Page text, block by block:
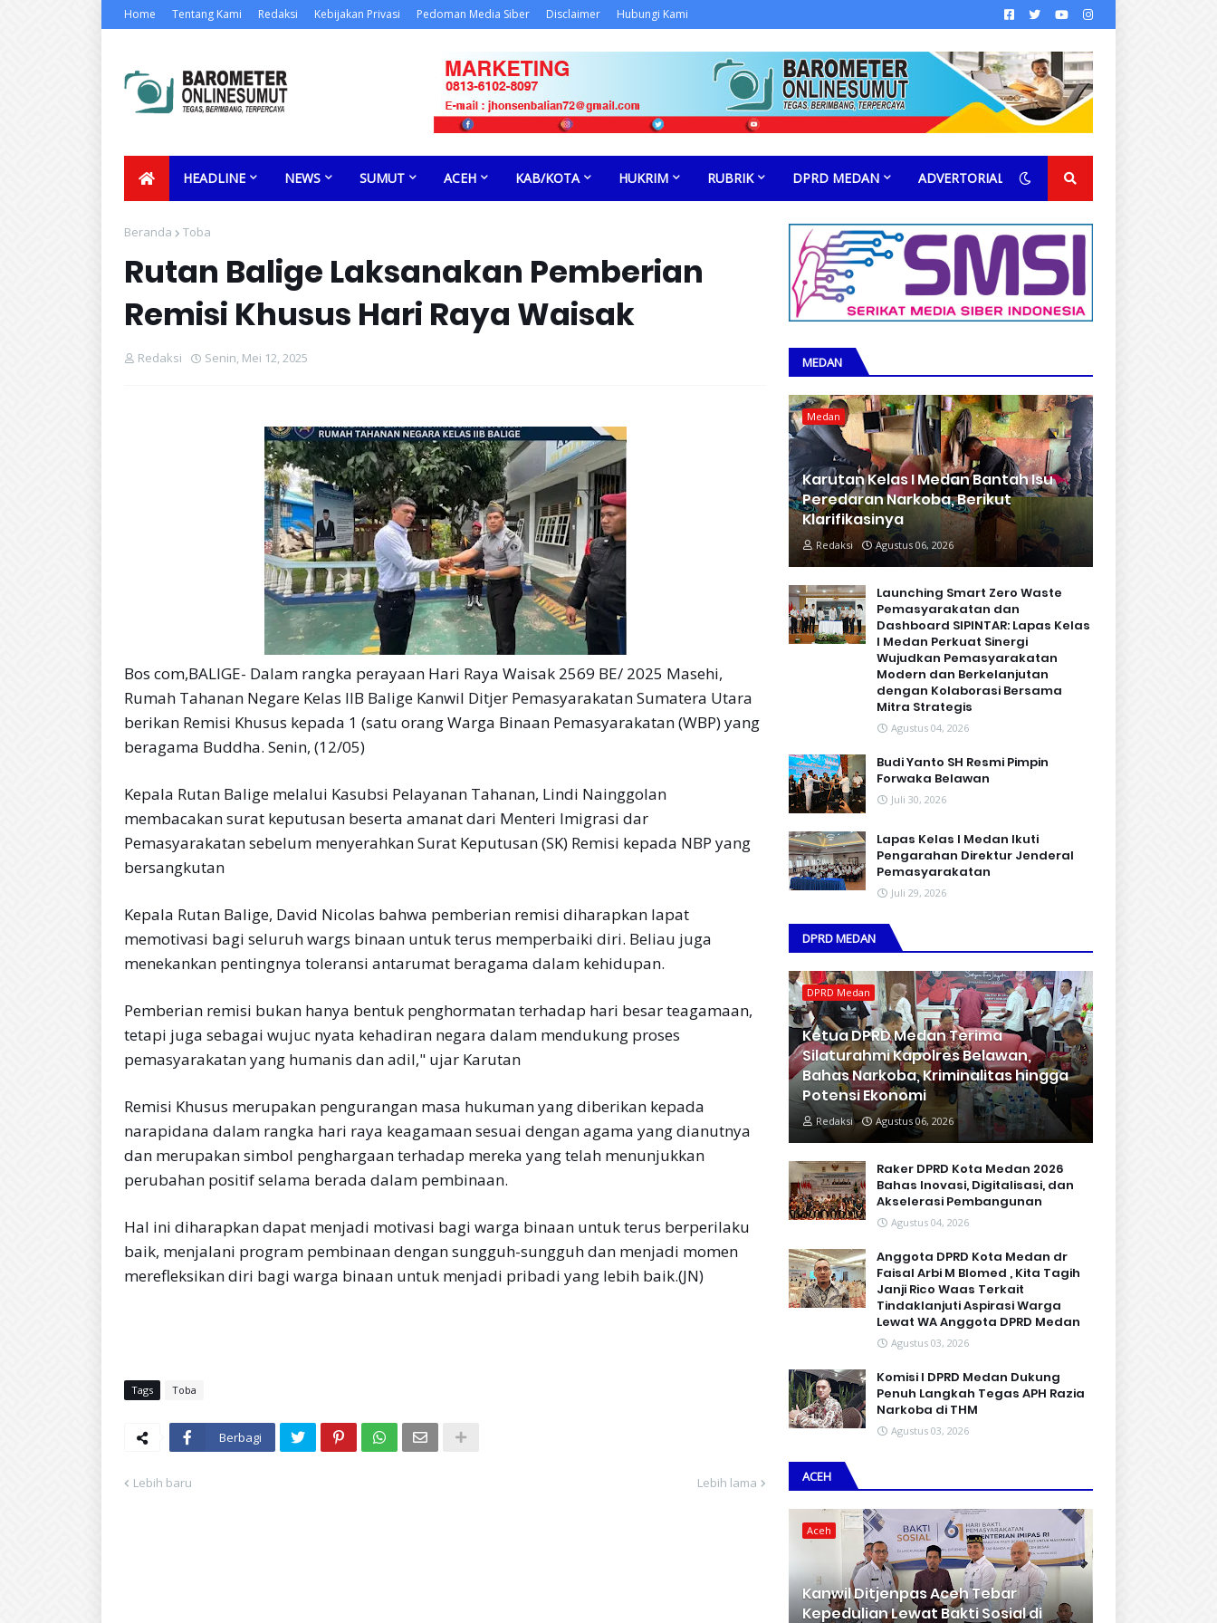
Home Tentang Kami Redaksi Kebijakan Privasi Pedoman Media Siber Disclaimer Hubungi Kami
HEADLINE NEWS SUMUT ACEH KAB/KOTA HUKRIM RUBRIK DPRD MEDAN ADVERTORIAL
Beranda Toba
Rutan Balige Laksanakan Pemberian
Remisi Khusus Hari Raya Waisak
Redaksi Senin, Mei 12, 2025
Bos com,BALIGE- Dalam rangka perayaan Hari Raya Waisak 2569 BE/ 2025 Masehi,
Rumah Tahanan Negare Kelas IIB Balige Kanwil Ditjer Pemasyarakatan Sumatera Utara
berikan Remisi Khusus kepada 1 (satu orang Warga Binaan Pemasyarakatan (WBP) yang
beragama Buddha. Senin, (12/05)
Kepala Rutan Balige melalui Kasubsi Pelayanan Tahanan, Lindi Nainggolan
membacakan surat keputusan beserta amanat dari Menteri Imigrasi dar
Pemasyarakatan sebelum menyerahkan Surat Keputusan (SK) Remisi kepada NBP yang
bersangkutan
Kepala Rutan Balige, David Nicolas bahwa pemberian remisi diharapkan lapat
memotivasi bagi seluruh wargs binaan untuk terus memperbaiki diri. Beliau juga
menekankan pentingnya toleransi antarumat beragama dalam kehidupan.
Pemberian remisi bukan hanya bentuk penghormatan terhadap hari besar teagamaan,
tetapi juga sebagai wujuc nyata kehadiran negara dalam mendukung proses
pemasyarakatan yang humanis dan adil," ujar Karutan
Remisi Khusus merupakan pengurangan masa hukuman yang diberikan kepada
narapidana dalam rangka hari raya keagamaan sesuai dengan agama yang dianutnya
dan merupakan simbol penghargaan terhadap mereka yang telah menunjukkan
perubahan positif selama berada dalam pembinaan.
Hal ini diharapkan dapat menjadi motivasi bagi warga binaan untuk terus berperilaku
baik, menjalani program pembinaan dengan sungguh-sungguh dan menjadi momen
merefleksikan diri bagi warga binaan untuk menjadi pribadi yang lebih baik.(JN)
Tags Toba
Berbagi
Lebih baru Lebih lama
MEDAN
Medan
Karutan Kelas I Medan Bantah Isu
Peredaran Narkoba, Berikut
Klarifikasinya
Redaksi Agustus 06, 2026
Launching Smart Zero Waste
Pemasyarakatan dan
Dashboard SIPINTAR: Lapas Kelas
I Medan Perkuat Sinergi
Wujudkan Pemasyarakatan
Modern dan Berkelanjutan
dengan Kolaborasi Bersama
Mitra Strategis
Agustus 04, 2026
Budi Yanto SH Resmi Pimpin
Forwaka Belawan
Juli 30, 2026
Lapas Kelas I Medan Ikuti
Pengarahan Direktur Jenderal
Pemasyarakatan
Juli 29, 2026
DPRD MEDAN
DPRD Medan
Ketua DPRD Medan Terima
Silaturahmi Kapolres Belawan,
Bahas Narkoba, Kriminalitas hingga
Potensi Ekonomi
Redaksi Agustus 06, 2026
Raker DPRD Kota Medan 2026
Bahas Inovasi, Digitalisasi, dan
Akselerasi Pembangunan
Agustus 04, 2026
Anggota DPRD Kota Medan dr
Faisal Arbi M Blomed , Kita Tagih
Janji Rico Waas Terkait
Tindaklanjuti Aspirasi Warga
Lewat WA Anggota DPRD Medan
Agustus 03, 2026
Komisi I DPRD Medan Dukung
Penuh Langkah Tegas APH Razia
Narkoba di THM
Agustus 03, 2026
ACEH
Aceh
Kanwil Ditjenpas Aceh Tebar
Kepedulian Lewat Bakti Sosial di